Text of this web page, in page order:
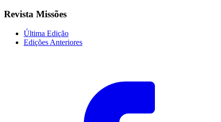
Revista Missões
Última Edição
Edições Anteriores